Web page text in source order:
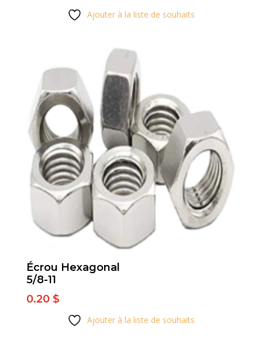
Ajouter à la liste de souhaits
Écrou Hexagonal
5/8-11
0.20 $
Ajouter à la liste de souhaits